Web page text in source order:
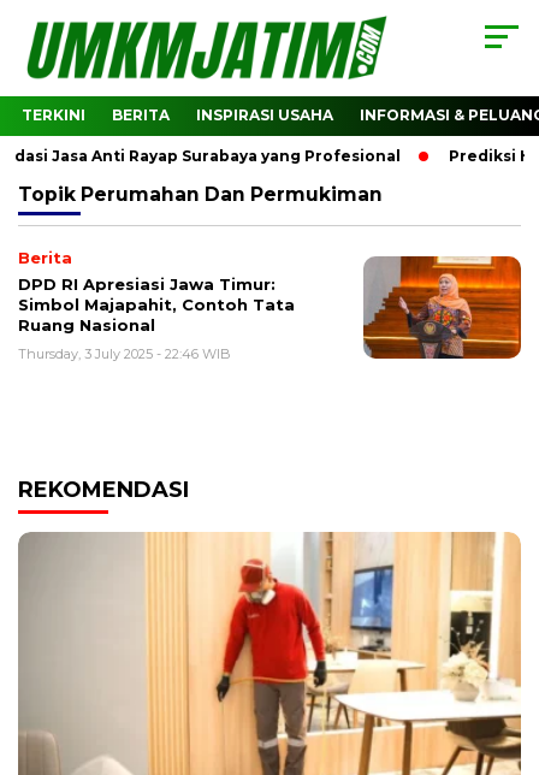
TERKINI BERITA INSPIRASI USAHA INFORMASI &
Jasa Anti Rayap Surabaya yang Profesional Prediksi
Topik Perumahan Dan Permukiman
Berita
DPD RI Apresiasi Jawa Timur:
Simbol Majapahit, Contoh Tata
Ruang Nasional
Thursday, 3 July 2025 - 22:46 WIB
REKOMENDASI